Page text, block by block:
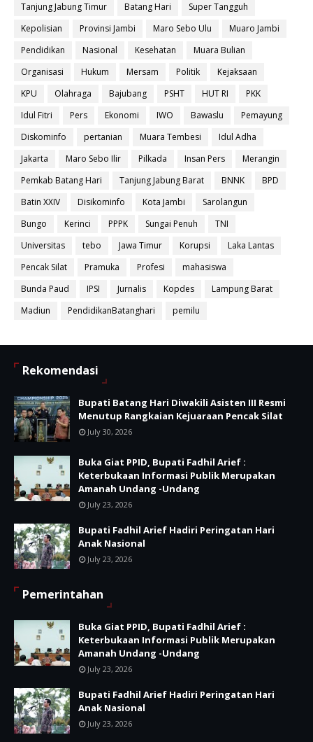
Tanjung Jabung Timur
Batang Hari
Super Tangguh
Kepolisian
Provinsi Jambi Maro Sebo Ulu
Muaro Jambi
Pendidikan
Nasional Kesehatan
Muara Bulian
Organisasi
Hukum Mersam Politik
Kejaksaan
KPU
Olahraga Bajubang PSHT HUT RI
PKK
Idul Fitri
Pers Ekonomi IWO Bawaslu
Pemayung
Diskominfo
pertanian Muara Tembesi
Idul Adha
Jakarta
Maro Sebo Ilir Pilkada Insan Pers
Merangin
Pemkab Batang Hari
Tanjung Jabung Barat BNNK
BPD
Batin XXIV
Disikominfo Kota Jambi
Sarolangun
Bungo
Kerinci PPPK Sungai Penuh
TNI
Universitas
tebo Jawa Timur Korupsi
Laka Lantas
Pencak Silat
Pramuka Profesi
mahasiswa
Bunda Paud
IPSI Jurnalis Kopdes
Lampung Barat
Madiun
PendidikanBatanghari pemilu
Rekomendasi
Bupati Batang Hari Diwakili Asisten III Resmi
Menutup Rangkaian Kejuaraan Pencak Silat
July 30, 2026
Buka Giat PPID, Bupati Fadhil Arief :
Keterbukaan Informasi Publik Merupakan
Amanah Undang -Undang
July 23, 2026
Bupati Fadhil Arief Hadiri Peringatan Hari
Anak Nasional
July 23, 2026
Pemerintahan
Buka Giat PPID, Bupati Fadhil Arief :
Keterbukaan Informasi Publik Merupakan
Amanah Undang -Undang
July 23, 2026
Bupati Fadhil Arief Hadiri Peringatan Hari
Anak Nasional
July 23, 2026